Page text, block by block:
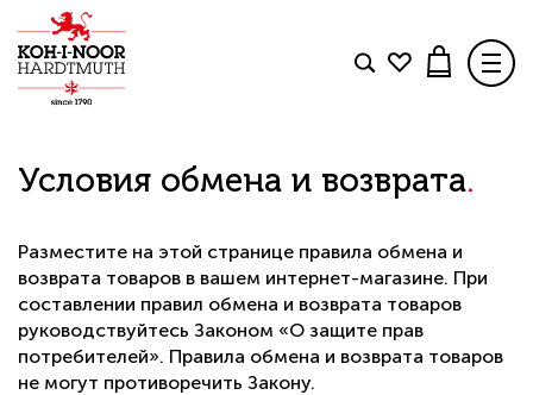
КОЛЛЕКЦИИ
КОНТАКТЫ
ДОСТАВКА И ОПЛАТА
Условия обмена и возврата.
Разместите на этой странице правила обмена и
возврата товаров в вашем интернет-магазине. При
составлении правил обмена и возврата товаров
руководствуйтесь Законом «О защите прав
потребителей». Правила обмена и возврата товаров
не могут противоречить Закону.
Свяжитесь с нами.
Товар добавлен в корзину
ОФОРМИТЬ ЗАКАЗ